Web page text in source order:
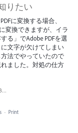
りたい
に変換する場合、
変換できますが、イラ
る」でAdobe PDFを選
文字が欠けてしまい
法でやっていたので
ました。対処の仕方
%E3%83%95%E3%83%AB%E3%83%99%E3%83%BC%E3%83%AB2026%E5%B9%B43%E6%9C%88.pdf
· Print